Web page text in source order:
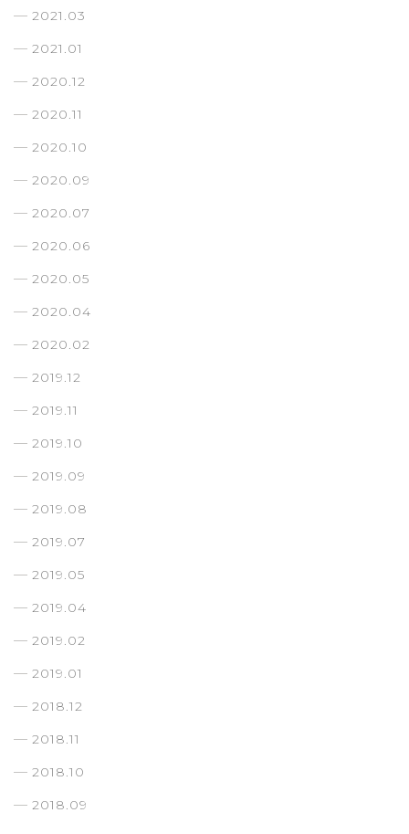
2021.03
2021.01
2020.12
2020.11
2020.10
2020.09
2020.07
2020.06
2020.05
2020.04
2020.02
2019.12
2019.11
2019.10
2019.09
2019.08
2019.07
2019.05
2019.04
2019.02
2019.01
2018.12
2018.11
2018.10
2018.09